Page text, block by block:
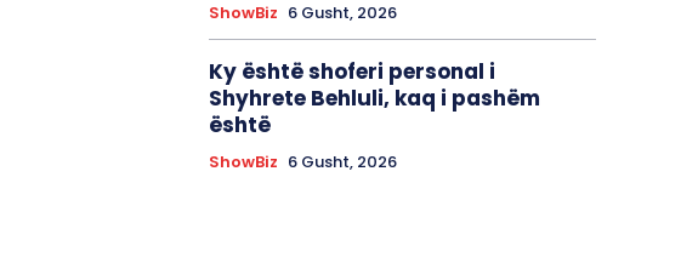
ShowBiz 6 Gusht, 2026
Ky është shoferi personal i
Shyhrete Behluli, kaq i pashëm
është
ShowBiz 6 Gusht, 2026